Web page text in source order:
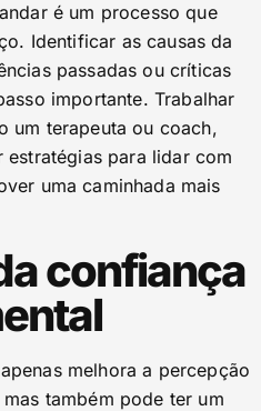
é um processo que
Identificar as causas da
passadas ou críticas
importante. Trabalhar
um terapeuta ou coach,
para lidar com
uma caminhada mais
confiança
melhora a percepção
também pode ter um